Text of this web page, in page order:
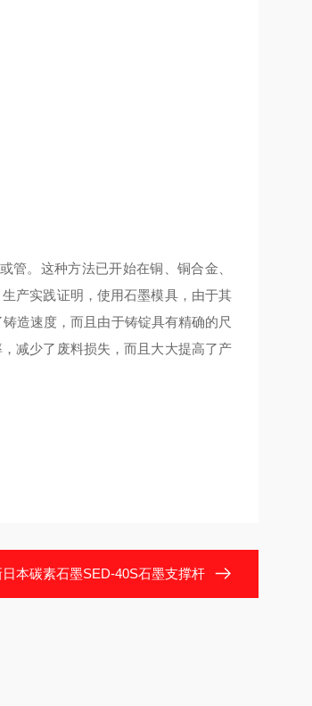
管。这种方法已开始在铜、铜合金、
产实践证明，使用石墨模具，由于其
造速度，而且由于铸锭具有精确的尺
减少了废料损失，而且大大提高了产
日本碳素石墨SED-40S石墨支撑杆